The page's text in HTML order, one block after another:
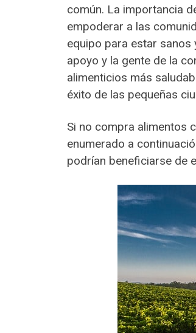
común. La importancia
empoderar a las
equipo para estar
apoyo y la gente de la
alimenticios más
éxito de las pequeñas
Si no compra alimentos
enumerado a
podrían beneficiarse de